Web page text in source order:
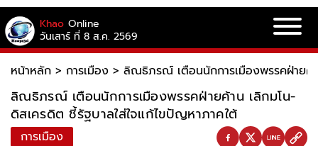
Khao Online
วันเสาร์ ที่ 8 ส.ค. 2569
หน้าหลัก > การเมือง > ลิณธิภรณ์ เตือนนักการเมืองพรรคฝ่ายค้
ลิณธิภรณ์ เตือนนักการเมืองพรรคฝ่ายค้าน เลิกมโน-
ดิสเครดิต ชี้รัฐบาลใส่ใจแก้ไขปัญหาภาคใต้
การเมือง